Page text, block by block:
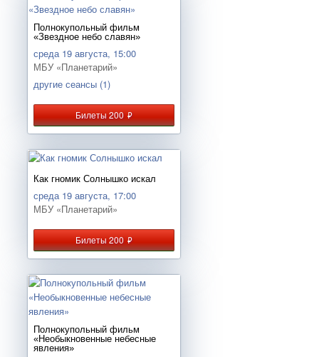
Полнокупольный фильм
«Звездное небо славян»
среда 19 августа, 15:00
МБУ «Планетарий»
другие сеансы (1)
Билеты 200руб.
Как гномик Солнышко искал
среда 19 августа, 17:00
МБУ «Планетарий»
Билеты 200руб.
Полнокупольный фильм
«Необыкновенные небесные
явления»